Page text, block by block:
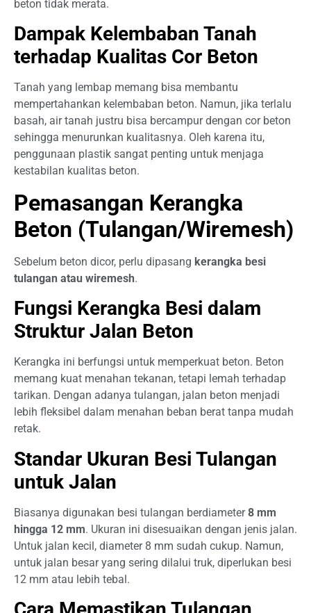
beton tidak merata.
Dampak Kelembaban Tanah
terhadap Kualitas Cor Beton
Tanah yang lembap memang bisa membantu
mempertahankan kelembaban beton. Namun, jika terlalu
basah, air tanah justru bisa bercampur dengan cor beton
sehingga menurunkan kualitasnya. Oleh karena itu,
penggunaan plastik sangat penting untuk menjaga
kestabilan kualitas beton.
Pemasangan Kerangka
Beton (Tulangan/Wiremesh)
Sebelum beton dicor, perlu dipasang kerangka besi
tulangan atau wiremesh.
Fungsi Kerangka Besi dalam
Struktur Jalan Beton
Kerangka ini berfungsi untuk memperkuat beton. Beton
memang kuat menahan tekanan, tetapi lemah terhadap
tarikan. Dengan adanya tulangan, jalan beton menjadi
lebih fleksibel dalam menahan beban berat tanpa mudah
retak.
Standar Ukuran Besi Tulangan
untuk Jalan
Biasanya digunakan besi tulangan berdiameter8 mm
hingga 12 mm. Ukuran ini disesuaikan dengan jenis jalan.
Untuk jalan kecil, diameter 8 mm sudah cukup. Namun,
untuk jalan besar yang sering dilalui truk, diperlukan besi
12 mm atau lebih tebal.